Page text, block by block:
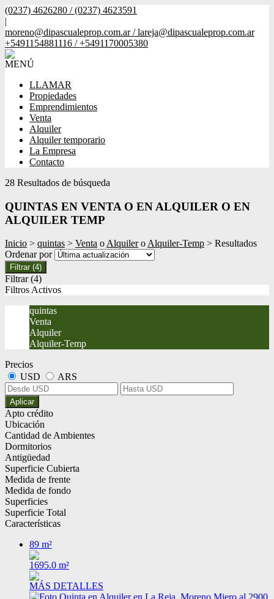
(0237) 4626280 / (0237) 4623591
|
moreno@dipascualeprop.com.ar / lareja@dipascualeprop.com.ar
+5491154881116 / +5491170005380
MENÚ
LLAMAR
Propiedades
Emprendimientos
Venta
Alquiler
Alquiler temporario
La Empresa
Contacto
28 Resultados de búsqueda
QUINTAS EN VENTA O EN ALQUILER O EN
ALQUILER TEMP
Inicio > quintas > Venta oAlquileroAlquiler-Temp > Resultados
Ordenar por
Filtrar (4)
Filtrar (4)
Filtros Activos
quintas
Venta
Alquiler
Alquiler-Temp
Precios
USD
ARS
Aplicar
Apto crédito
Ubicación
Cantidad de Ambientes
Dormitorios
Antigüedad
Superficie Cubierta
Medida de frente
Medida de fondo
Superficies
Superficie Total
Características
89 m²
1695.0 m²
MÁS DETALLES